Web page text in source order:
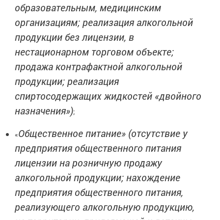
образовательным, медицинским
организациям; реализация алкогольной
продукции без лицензии, в
нестационарном торговом объекте;
продажа контрафактной алкогольной
продукции; реализация
спиртосодержащих жидкостей «двойного
назначения»);
«Общественное питание» (отсутствие у
предприятия общественного питания
лицензии на розничную продажу
алкогольной продукции; нахождение
предприятия общественного питания,
реализующего алкогольную продукцию,